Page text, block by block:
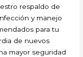
respaldo de
y manejo
para tu
de nuevos
mayor seguridad